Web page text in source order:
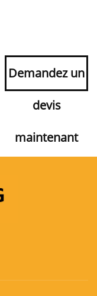
Demandez un
devis
maintenant